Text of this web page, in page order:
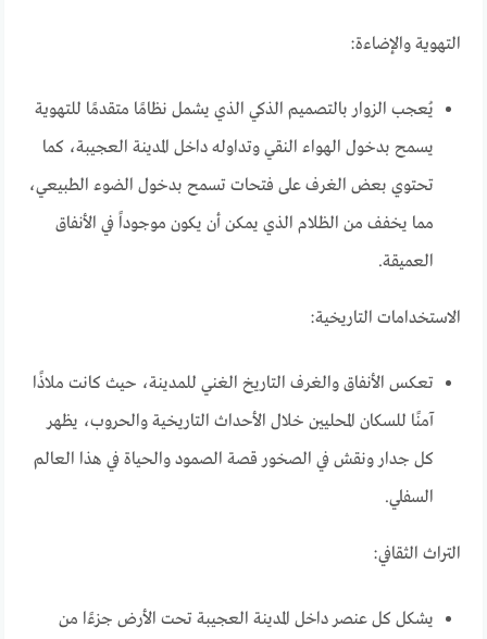
التهوية والإضاءة:
يُعجب الزوار بالتصميم الذكي الذي يشمل نظامًا متقدمًا للتهوية
يسمح بدخول الهواء النقي وتداوله داخل المدينة العجيبة، كما
تحتوي بعض الغرف على فتحات تسمح بدخول الضوء الطبيعي،
مما يخفف من الظلام الذي يمكن أن يكون موجوداً في الأنفاق
العميقة.
الاستخدامات التاريخية:
تعكس الأنفاق والغرف التاريخ الغني للمدينة، حيث كانت ملاذًا
آمنًا للسكان المحليين خلال الأحداث التاريخية والحروب، يظهر
كل جدار ونقش في الصخور قصة الصمود والحياة في هذا العالم
السفلي.
التراث الثقافي:
يشكل كل عنصر داخل المدينة العجيبة تحت الأرض جزءًا من